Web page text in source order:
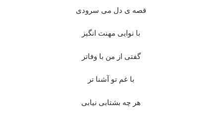
قصه ی دل می سرودی
با نوایی مهنت انگیز
گفتی از من با وفاتر
با غم تو آشنا تر
هر چه بشتابی نیابی